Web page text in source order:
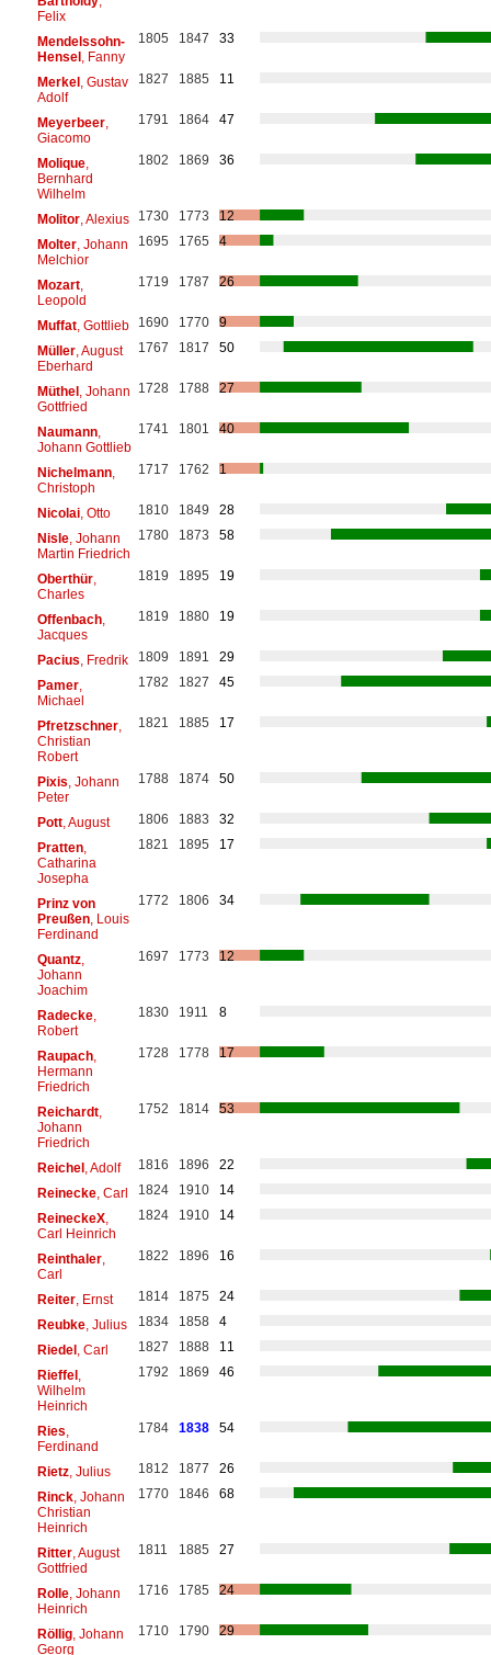
Felix
Mendelssohn-
Hensel, Fanny
1805 1847 33
Merkel, Gustav
Adolf
1827 1885 11
Meyerbeer,
Giacomo
1791 1864 47
Molique,
Bernhard
Wilhelm
1802 1869 36
Molitor, Alexius 1730 1773
12
Molter, Johann
Melchior
1695 1765 4
Mozart,
Leopold
1719 1787 26
Muffat, Gottlieb 1690 1770
9
Müller, August
Eberhard
1767 1817 50
Müthel, Johann
Gottfried
1728 1788 27
Naumann,
Johann Gottlieb
1741 1801 40
Nichelmann,
Christoph
1717 1762 1
Nicolai, Otto 1810 1849
28
Nisle, Johann
Martin Friedrich
1780 1873 58
Oberthür,
Charles
1819 1895 19
Offenbach,
Jacques
1819 1880 19
Pacius , Fredrik 1809 1891
29
Pamer,
Michael
1782 1827 45
Pfretzschner,
Christian
Robert
1821 1885 17
Pixis , Johann
Peter
1788 1874 50
Pott, August 1806 1883
32
Pratten,
Catharina
Josepha
1821 1895 17
Prinz von
Preußen, Louis
Ferdinand
1772 1806 34
Quantz,
Johann
Joachim
1697 1773 12
Radecke,
Robert
1830 1911 8
Raupach,
Hermann
Friedrich
1728 1778 17
Reichardt,
Johann
Friedrich
1752 1814 53
Reichel, Adolf 1816 1896
22
Reinecke, Carl 1824 1910
14
ReineckeX,
Carl Heinrich
1824 1910 14
Reinthaler,
Carl
1822 1896 16
Reiter, Ernst 1814 1875
24
Reubke, Julius 1834 1858
4
Riedel, Carl 1827 1888
11
Rieffel,
Wilhelm
Heinrich
1792 1869 46
Ries
Ferdinand
1784 1838 54
Rietz, Julius 1812 1877
26
Rinck, Johann
Christian
Heinrich
1770 1846 68
Ritter, August
Gottfried
1811 1885 27
Rolle, Johann
Heinrich
1716 1785 24
Röllig, Johann
Georg
1710 1790 29